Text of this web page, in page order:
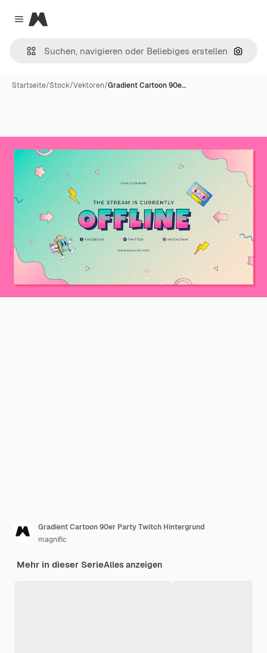
Close menu
Magnific
Nach
Startseite/Stock/Vektoren/Gradient Cartoon 90e…
Gradient Cartoon 90er Party Twitch Hintergrund
magnific
Mehr in dieser SerieAlles anzeigen